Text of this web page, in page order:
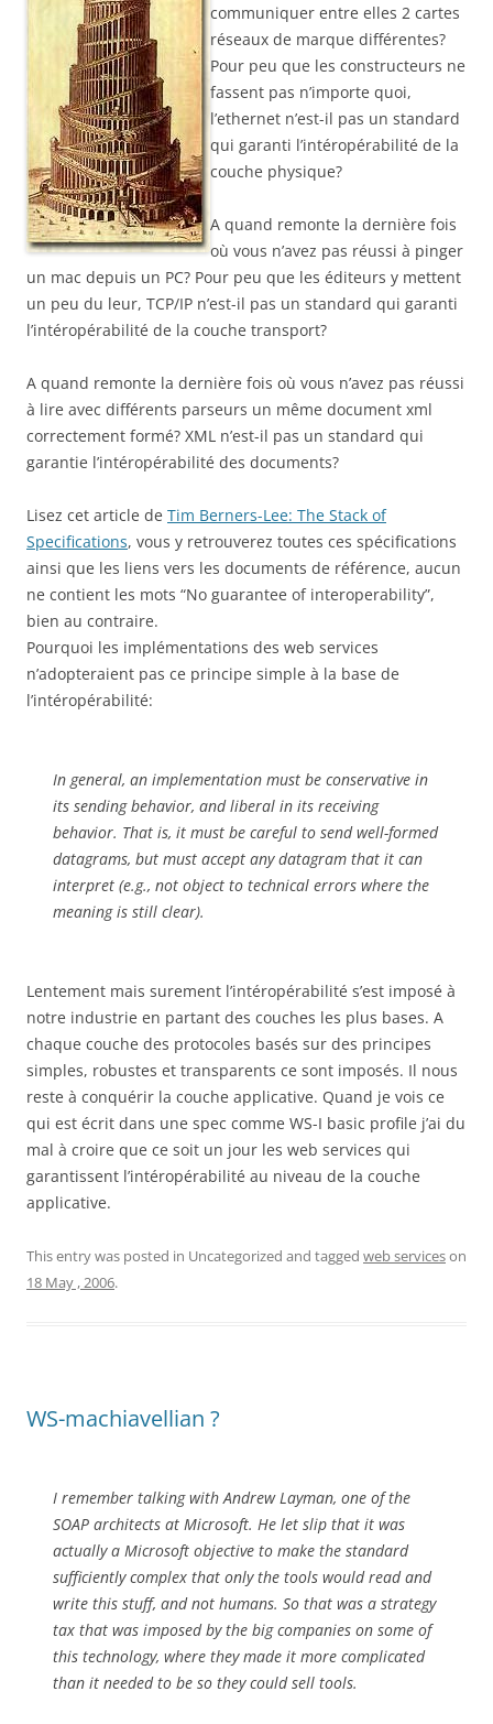
communiquer entre elles 2 cartes
réseaux de marque différentes?
Pour peu que les constructeurs ne
fassent pas n’importe quoi,
l’ethernet n’est-il pas un standard
qui garanti l’intéropérabilité de la
couche physique?
A quand remonte la dernière fois
où vous n’avez pas réussi à pinger
un mac depuis un PC? Pour peu que les éditeurs y mettent
un peu du leur, TCP/IP n’est-il pas un standard qui garanti
l’intéropérabilité de la couche transport?
A quand remonte la dernière fois où vous n’avez pas réussi
à lire avec différents parseurs un même document xml
correctement formé? XML n’est-il pas un standard qui
garantie l’intéropérabilité des documents?
Lisez cet article de Tim Berners-Lee: The Stack of
Specifications, vous y retrouverez toutes ces spécifications
ainsi que les liens vers les documents de référence, aucun
ne contient les mots “No guarantee of interoperability”,
bien au contraire.
Pourquoi les implémentations des web services
n’adopteraient pas ce principe simple à la base de
l’intéropérabilité:
In general, an implementation must be conservative in
its sending behavior, and liberal in its receiving
behavior. That is, it must be careful to send well-formed
datagrams, but must accept any datagram that it can
interpret (e.g., not object to technical errors where the
meaning is still clear).
Lentement mais surement l’intéropérabilité s’est imposé à
notre industrie en partant des couches les plus bases. A
chaque couche des protocoles basés sur des principes
simples, robustes et transparents ce sont imposés. Il nous
reste à conquérir la couche applicative. Quand je vois ce
qui est écrit dans une spec comme WS-I basic profile j’ai du
mal à croire que ce soit un jour les web services qui
garantissent l’intéropérabilité au niveau de la couche
applicative.
This entry was posted in Uncategorized and tagged web serviceson
18 May , 2006.
WS-machiavellian ?
I remember talking with Andrew Layman, one of the
SOAP architects at Microsoft. He let slip that it was
actually a Microsoft objective to make the standard
sufficiently complex that only the tools would read and
write this stuff, and not humans. So that was a strategy
tax that was imposed by the big companies on some of
this technology, where they made it more complicated
than it needed to be so they could sell tools.